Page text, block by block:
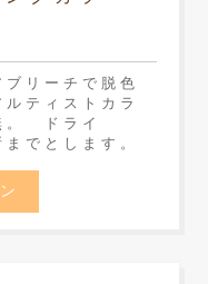
リーチで脱色
ティストカラ
。 ドライ
でとします。